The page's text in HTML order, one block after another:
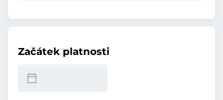
Začátek platnosti